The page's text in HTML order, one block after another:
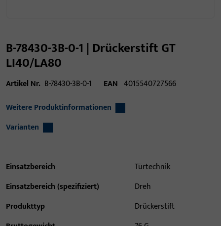
B-78430-3B-0-1 | Drückerstift GT
LI40/LA80
Artikel Nr. B-78430-3B-0-1 EAN 4015540727566
Weitere Produktinformationen
Varianten
Einsatzbereich
Türtechnik
Einsatzbereich (spezifiziert)
Dreh
Produkttyp
Drückerstift